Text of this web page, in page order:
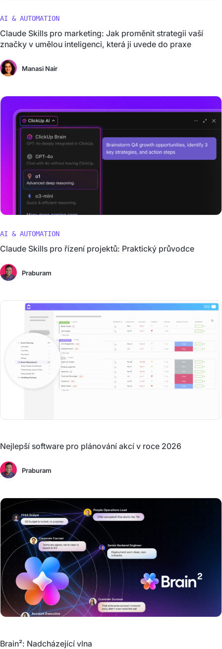
AI & AUTOMATION
Claude Skills pro marketing: Jak proměnit strategii vaší
značky v umělou inteligenci, která ji uvede do praxe
Manasi Nair
AI & AUTOMATION
Claude Skills pro řízení projektů: Praktický průvodce
Praburam
Nejlepší software pro plánování akcí v roce 2026
Praburam
Brain²: Nadcházející vlna